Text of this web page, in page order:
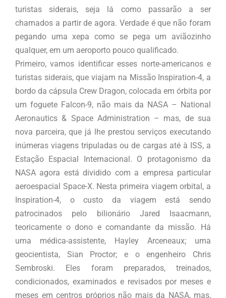
turistas siderais, seja lá como passarão a ser
chamados a partir de agora. Verdade é que não foram
pegando uma xepa como se pega um aviãozinho
qualquer, em um aeroporto pouco qualificado.
Primeiro, vamos identificar esses norte-americanos e
turistas siderais, que viajam na Missão Inspiration-4, a
bordo da cápsula Crew Dragon, colocada em órbita por
um foguete Falcon-9, não mais da NASA – National
Aeronautics & Space Administration – mas, de sua
nova parceira, que já lhe prestou serviços executando
inúmeras viagens tripuladas ou de cargas até à ISS, a
Estação Espacial Internacional. O protagonismo da
NASA agora está dividido com a empresa particular
aeroespacial Space-X. Nesta primeira viagem orbital, a
Inspiration-4, o custo da viagem está sendo
patrocinados pelo bilionário Jared Isaacmann,
teoricamente o dono e comandante da missão. Há
uma médica-assistente, Hayley Arceneaux; uma
geocientista, Sian Proctor; e o engenheiro Chris
Sembroski. Eles foram preparados, treinados,
condicionados, examinados e revisados por meses e
meses em centros próprios não mais da NASA, mas,